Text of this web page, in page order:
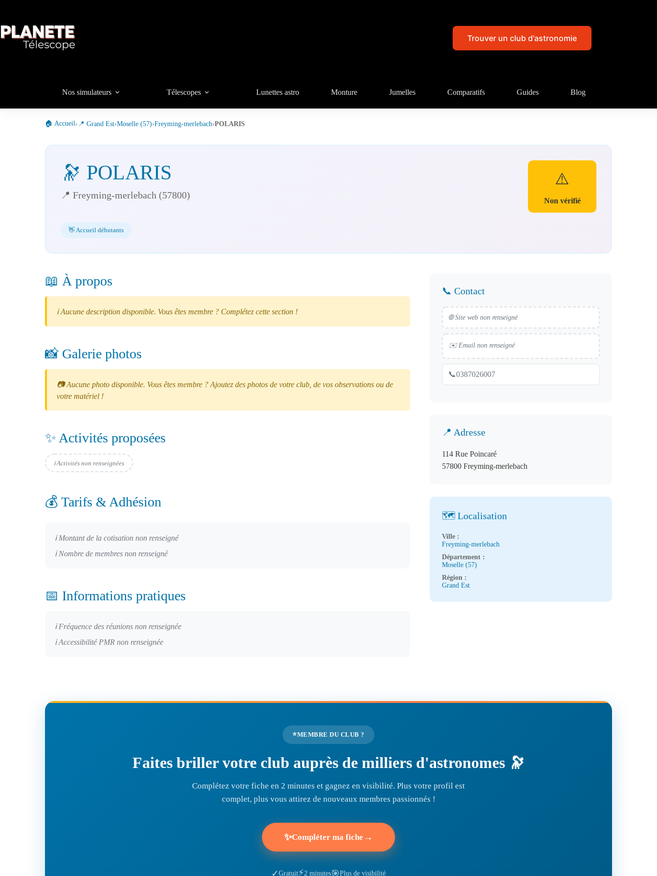
Trouver un club d'astronomie
Nos simulateurs Télescopes Lunettes astro Monture Jumelles Comparatifs Guides Blog
🏠 Accueil› 📍 Grand Est›Moselle (57)›Freyming-merlebach›POLARIS
🔭 POLARIS
📍 Freyming-merlebach (57800)
⚠️
Non vérifié
👋 Accueil débutants
📖 À propos
ℹ️ Aucune description disponible. Vous êtes membre ? Complétez cette section !
📸 Galerie photos
📷 Aucune photo disponible. Vous êtes membre ? Ajoutez des photos de votre club, de vos observations ou de
votre matériel !
✨ Activités proposées
ℹ️ Activités non renseignées
💰 Tarifs & Adhésion
ℹ️ Montant de la cotisation non renseigné
ℹ️ Nombre de membres non renseigné
📅 Informations pratiques
ℹ️ Fréquence des réunions non renseignée
ℹ️ Accessibilité PMR non renseignée
📞 Contact
🌐 Site web non renseigné
✉️ Email non renseigné
📞0387026007
📍 Adresse
114 Rue Poincaré
57800 Freyming-merlebach
🗺️ Localisation
Ville :
Freyming-merlebach
Département :
Moselle (57)
Région :
Grand Est
⭐MEMBRE DU CLUB ?
Faites briller votre club auprès de milliers d'astronomes 🔭
Complétez votre fiche en 2 minutes et gagnez en visibilité. Plus votre profil est
complet, plus vous attirez de nouveaux membres passionnés !
✨Compléter ma fiche →
✓ Gratuit⚡2 minutes🎯Plus de visibilité